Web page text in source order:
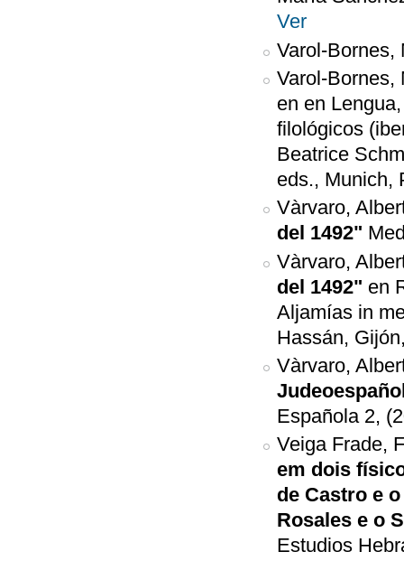
Ver
Varol-Bornes,
Varol-
en en
filológicos
Beatrice
eds., Munich,
Vàrvaro,
del 1492"
Vàrvaro,
del 1492" en
Aljamías in
Hassán,
Vàrvaro,
Española 2,
Veiga Frade,
em dois
de Castro e
Rosales e o
Estudios